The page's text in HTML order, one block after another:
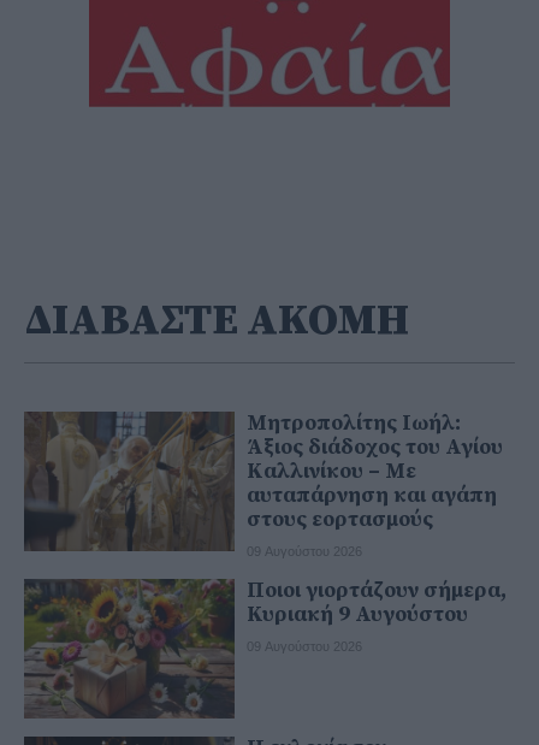
ΔΙΑΒΑΣΤΕ ΑΚΟΜΗ
Μητροπολίτης Ιωήλ:
Άξιος διάδοχος του Αγίου
Καλλινίκου – Με
αυταπάρνηση και αγάπη
στους εορτασμούς
09 Αυγούστου 2026
Ποιοι γιορτάζουν σήμερα,
Κυριακή 9 Αυγούστου
09 Αυγούστου 2026